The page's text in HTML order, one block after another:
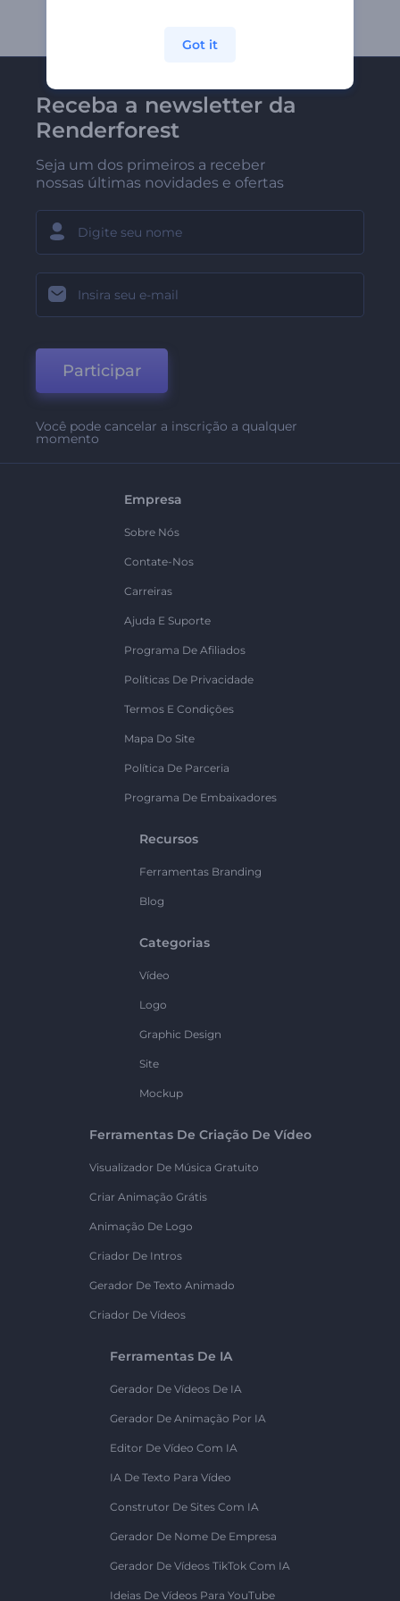
Receba a newsletter da
Renderforest
Seja um dos primeiros a receber
nossas últimas novidades e ofertas
Participar
Você pode cancelar a inscrição a qualquer
momento
Empresa
Sobre Nós
Contate-Nos
Carreiras
Ajuda E Suporte
Programa De Afiliados
Políticas De Privacidade
Termos E Condições
Mapa Do Site
Política De Parceria
Programa De Embaixadores
Recursos
Ferramentas Branding
Blog
Categorias
Vídeo
Logo
Graphic Design
Site
Mockup
Ferramentas De Criação De Vídeo
Visualizador De Música Gratuito
Criar Animação Grátis
Animação De Logo
Criador De Intros
Gerador De Texto Animado
Criador De Vídeos
Ferramentas De IA
Gerador De Vídeos De IA
Gerador De Animação Por IA
Editor De Vídeo Com IA
IA De Texto Para Vídeo
Construtor De Sites Com IA
Gerador De Nome De Empresa
Gerador De Vídeos TikTok Com IA
Ideias De Vídeos Para YouTube
Got it